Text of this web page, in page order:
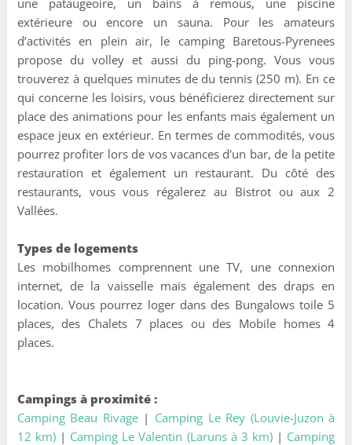
extérieure ou encore un sauna. Pour les amateurs
d’activités en plein air, le camping Baretous-Pyrenees
propose du volley et aussi du ping-pong. Vous vous
trouverez à quelques minutes de du tennis (250 m). En ce
qui concerne les loisirs, vous bénéficierez directement sur
place des animations pour les enfants mais également un
espace jeux en extérieur. En termes de commodités, vous
pourrez profiter lors de vos vacances d'un bar, de la petite
restauration et également un restaurant. Du côté des
restaurants, vous vous régalerez au Bistrot ou aux 2
Vallées.
Types de logements
Les mobilhomes comprennent une TV, une connexion
internet, de la vaisselle mais également des draps en
location. Vous pourrez loger dans des Bungalows toile 5
places, des Chalets 7 places ou des Mobile homes 4
places.
Campings à proximité :
Camping Beau Rivage| Camping Le Rey (Louvie-Juzon à
12 km)| Camping Le Valentin (Laruns à 3 km)| Camping